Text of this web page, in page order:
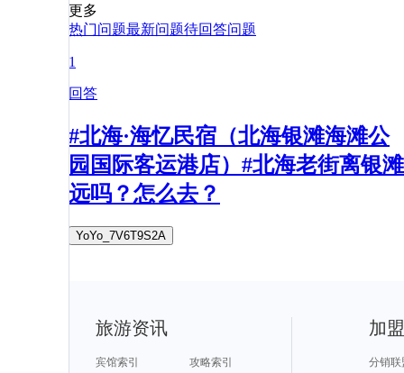
更多
热门问题最新问题待回答问题
1
回答
#北海·海忆民宿（北海银滩海滩公
园国际客运港店）#北海老街离银滩
远吗？怎么去？
YoYo_7V6T9S2A
旅游资讯
宾馆索引
攻略索引
加
分销联